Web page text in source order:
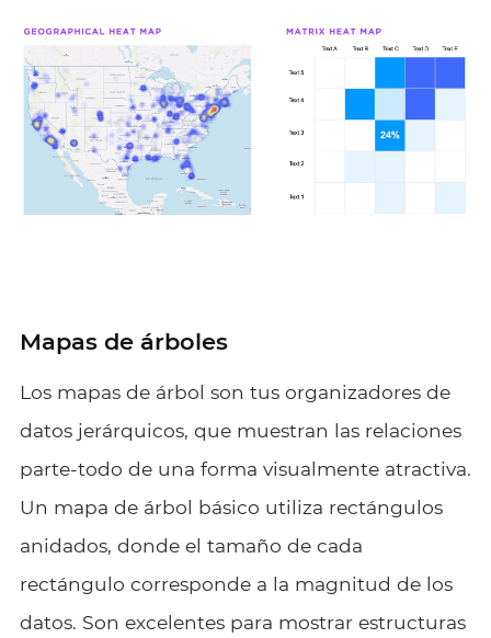
Mapas de árboles
Los mapas de árbol son tus organizadores de
datos jerárquicos, que muestran las relaciones
parte-todo de una forma visualmente atractiva.
Un mapa de árbol básico utiliza rectángulos
anidados, donde el tamaño de cada
rectángulo corresponde a la magnitud de los
datos. Son excelentes para mostrar estructuras